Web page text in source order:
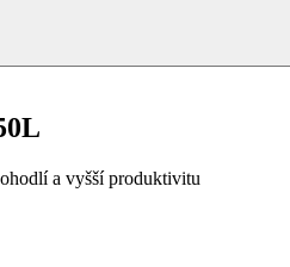
a vyšší produktivitu